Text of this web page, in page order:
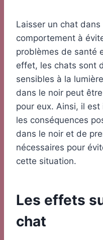
Laisser un chat dans
comportement à
problèmes de santé
effet, les chats sont
sensibles à la
dans le noir peut
pour eux. Ainsi, il
les conséquences
dans le noir et de
nécessaires pour
cette situation.
Les effets
chat